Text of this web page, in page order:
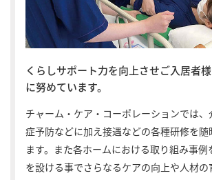
くらしサポート力を向上させご入居者
に努めています。
チャーム・ケア・コーポレーションでは
症予防などに加え接遇などの各種研修を随
ます。また各ホームにおける取り組み事
を設ける事でさらなるケアの向上や人材